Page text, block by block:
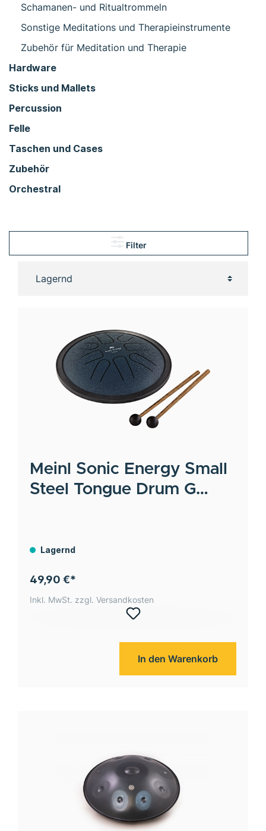
Schamanen- und Ritualtrommeln
Sonstige Meditations und Therapieinstrumente
Zubehör für Meditation und Therapie
Hardware
Sticks und Mallets
Percussion
Felle
Taschen und Cases
Zubehör
Orchestral
Filter
Meinl Sonic Energy Small
Steel Tongue Drum G
Lagernd
49,90 €*
Inkl. MwSt. zzgl. Versandkosten
In den Warenkorb